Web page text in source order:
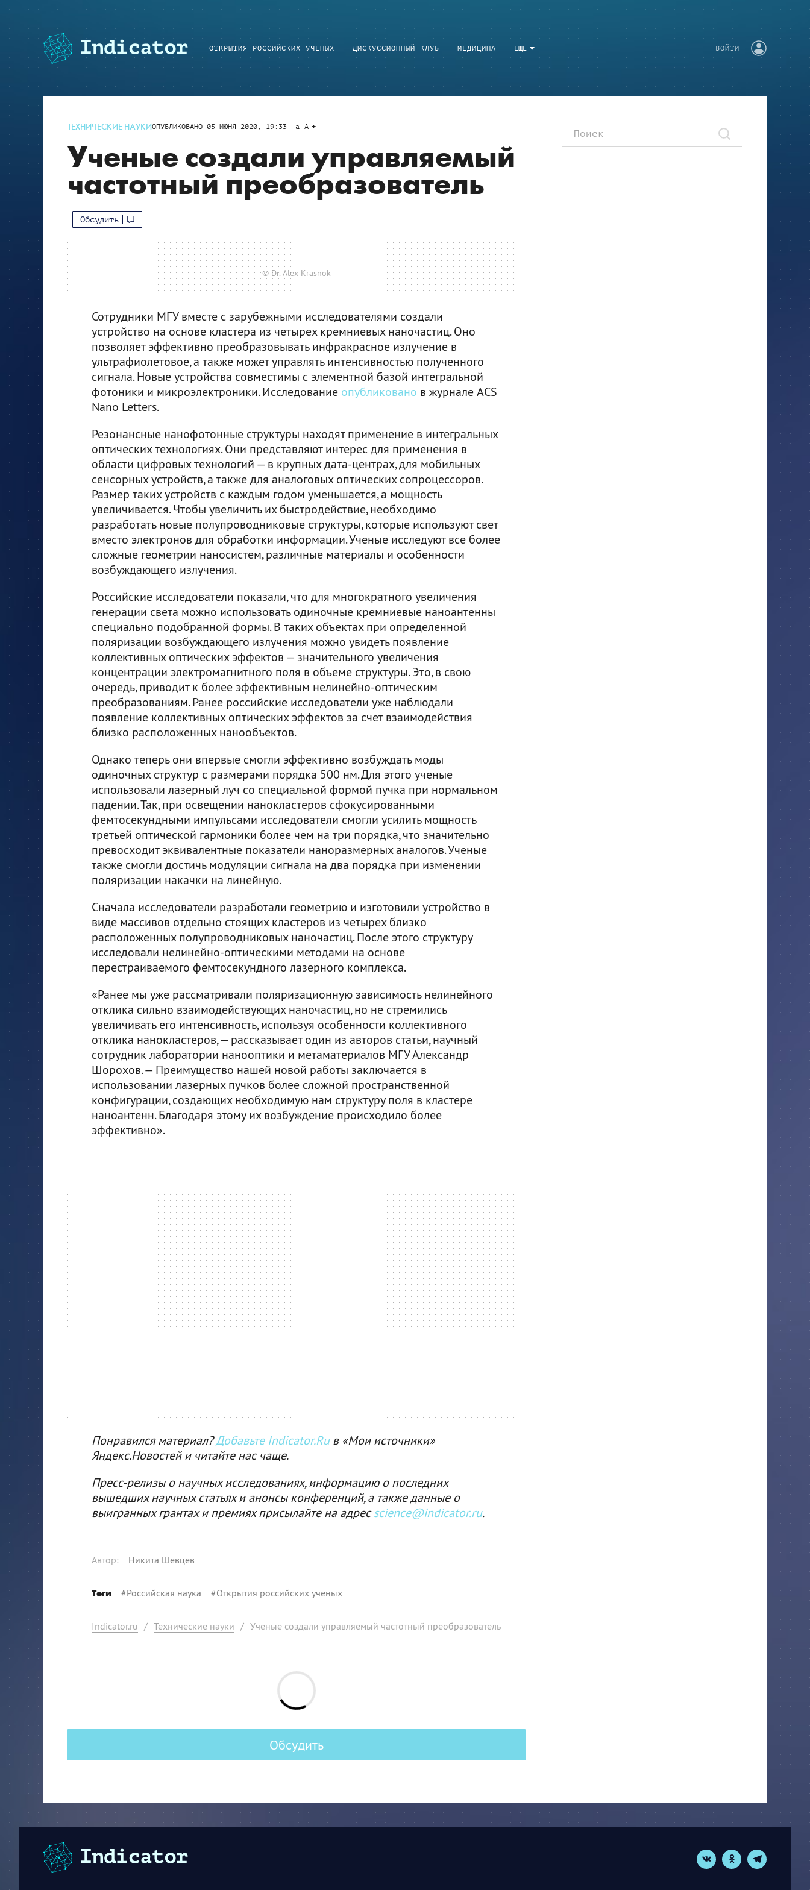
ЕЩЁ
ОТКРЫТИЯ РОССИЙСКИХ УЧЕНЫХ ДИСКУССИОННЫЙ КЛУБ МЕДИЦИНА ВОЙТИ
ТЕХНИЧЕСКИЕ НАУКИОПУБЛИКОВАНО 05 ИЮНЯ 2020, 19:33 a A
Ученые создали управляемый
частотный преобразователь
Обсудить
© Dr. Alex Krasnok
Сотрудники МГУ вместе с зарубежными исследователями создали
устройство на основе кластера из четырех кремниевых наночастиц. Оно
позволяет эффективно преобразовывать инфракрасное излучение в
ультрафиолетовое, а также может управлять интенсивностью полученного
сигнала. Новые устройства совместимы с элементной базой интегральной
фотоники и микроэлектроники. Исследование опубликовано в журнале ACS
Nano Letters.
Резонансные нанофотонные структуры находят применение в интегральных
оптических технологиях. Они представляют интерес для применения в
области цифровых технологий — в крупных дата-центрах, для мобильных
сенсорных устройств, а также для аналоговых оптических сопроцессоров.
Размер таких устройств с каждым годом уменьшается, а мощность
увеличивается. Чтобы увеличить их быстродействие, необходимо
разработать новые полупроводниковые структуры, которые используют свет
вместо электронов для обработки информации. Ученые исследуют все более
сложные геометрии наносистем, различные материалы и особенности
возбуждающего излучения.
Российские исследователи показали, что для многократного увеличения
генерации света можно использовать одиночные кремниевые наноантенны
специально подобранной формы. В таких объектах при определенной
поляризации возбуждающего излучения можно увидеть появление
коллективных оптических эффектов — значительного увеличения
концентрации электромагнитного поля в объеме структуры. Это, в свою
очередь, приводит к более эффективным нелинейно-оптическим
преобразованиям. Ранее российские исследователи уже наблюдали
появление коллективных оптических эффектов за счет взаимодействия
близко расположенных нанообъектов.
Однако теперь они впервые смогли эффективно возбуждать моды
одиночных структур с размерами порядка 500 нм. Для этого ученые
использовали лазерный луч со специальной формой пучка при нормальном
падении. Так, при освещении нанокластеров сфокусированными
фемтосекундными импульсами исследователи смогли усилить мощность
третьей оптической гармоники более чем на три порядка, что значительно
превосходит эквивалентные показатели наноразмерных аналогов. Ученые
также смогли достичь модуляции сигнала на два порядка при изменении
поляризации накачки на линейную.
Сначала исследователи разработали геометрию и изготовили устройство в
виде массивов отдельно стоящих кластеров из четырех близко
расположенных полупроводниковых наночастиц. После этого структуру
исследовали нелинейно-оптическими методами на основе
перестраиваемого фемтосекундного лазерного комплекса.
«Ранее мы уже рассматривали поляризационную зависимость нелинейного
отклика сильно взаимодействующих наночастиц, но не стремились
увеличивать его интенсивность, используя особенности коллективного
отклика нанокластеров, — рассказывает один из авторов статьи, научный
сотрудник лаборатории нанооптики и метаматериалов МГУ Александр
Шорохов. — Преимущество нашей новой работы заключается в
использовании лазерных пучков более сложной пространственной
конфигурации, создающих необходимую нам структуру поля в кластере
наноантенн. Благодаря этому их возбуждение происходило более
эффективно».
Понравился материал?Добавьте Indicator.Ruв «Мои источники»
Яндекс.Новостей и читайте нас чаще.
Пресс-релизы о научных исследованиях, информацию о последних
вышедших научных статьях и анонсы конференций, а также данные о
выигранных грантах и премиях присылайте на адресscience@indicator.ru.
Автор: Никита Шевцев
Теги #Российская наука #Открытия российских ученых
Indicator.ru / Технические науки / Ученые создали управляемый частотный преобразователь
Обсудить